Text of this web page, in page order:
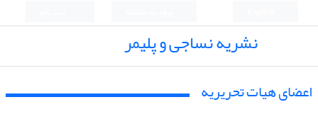
نشریه نساجی و پلیمر
اعضای هیات تحریریه